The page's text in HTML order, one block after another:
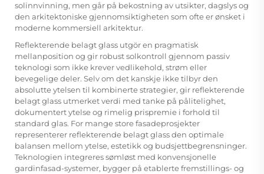
solinnvinning, men går på bekostning av utsikter, dagslys og
den arkitektoniske gjennomsiktigheten som ofte er ønsket i
moderne kommersiell arkitektur.
Reflekterende belagt glass utgör en pragmatisk
mellanposition og gir robust solkontroll gjennom passiv
teknologi som ikke krever vedlikehold, strøm eller
bevegelige deler. Selv om det kanskje ikke tilbyr den
absolutte ytelsen til kombinerte strategier, gir reflekterende
belagt glass utmerket verdi med tanke på pålitelighet,
dokumentert ytelse og rimelig prispremie i forhold til
standard glas. For mange store fasadeprosjekter
representerer reflekterende belagt glass den optimale
balansen mellom ytelse, estetikk og budsjettbegrensninger.
Teknologien integreres sømløst med konvensjonelle
gardinfasad-systemer, bygger på etablerte fremstillings- og